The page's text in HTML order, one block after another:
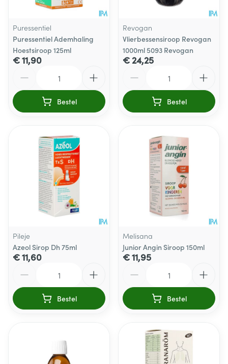
Puressentiel
Puressentiel Ademhaling
Hoestsiroop 125ml
€ 11,90
Bestel
Revogan
Vlierbessensiroop Revogan
1000ml 5093 Revogan
€ 24,25
Bestel
Pileje
Azeol Sirop Dh 75ml
€ 11,60
Bestel
Melisana
Junior Angin Siroop 150ml
€ 11,95
Bestel